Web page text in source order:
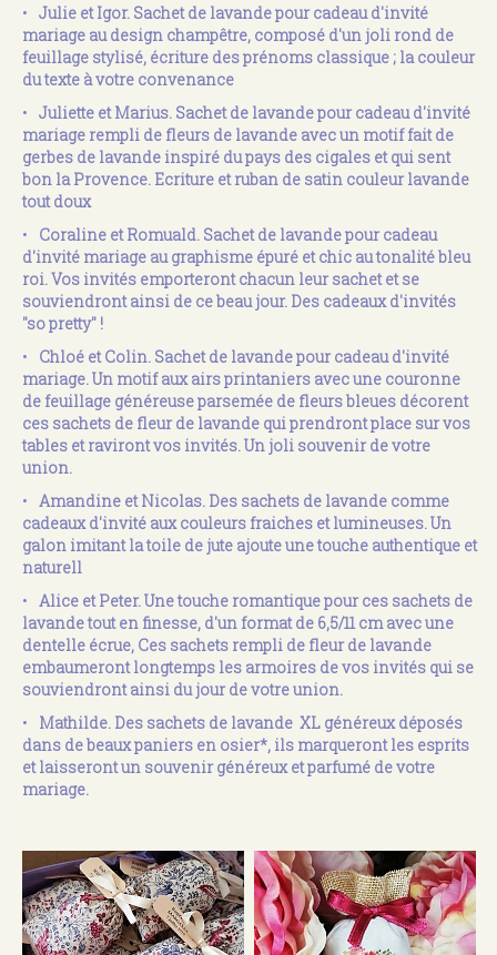
Julie et Igor. Sachet de lavande pour cadeau d'invité
mariage au design champêtre, composé d'un joli rond de
feuillage stylisé, écriture des prénoms classique ; la couleur
du texte à votre convenance
Juliette et Marius. Sachet de lavande pour cadeau d'invité
mariage rempli de fleurs de lavande avec un motif fait de
gerbes de lavande inspiré du pays des cigales et qui sent
bon la Provence. Ecriture et ruban de satin couleur lavande
tout doux
Coraline et Romuald. Sachet de lavande pour cadeau
d'invité mariage au graphisme épuré et chic au tonalité bleu
roi. Vos invités emporteront chacun leur sachet et se
souviendront ainsi de ce beau jour. Des cadeaux d'invités
"so pretty" !
Chloé et Colin. Sachet de lavande pour cadeau d'invité
mariage. Un motif aux airs printaniers avec une couronne
de feuillage généreuse parsemée de fleurs bleues décorent
ces sachets de fleur de lavande qui prendront place sur vos
tables et raviront vos invités. Un joli souvenir de votre
union.
Amandine et Nicolas. Des sachets de lavande comme
cadeaux d'invité aux couleurs fraiches et lumineuses. Un
galon imitant la toile de jute ajoute une touche authentique et
naturell
Alice et Peter. Une touche romantique pour ces sachets de
lavande tout en finesse, d'un format de 6,5/11 cm avec une
dentelle écrue, Ces sachets rempli de fleur de lavande
embaumeront longtemps les armoires de vos invités qui se
souviendront ainsi du jour de votre union.
Mathilde. Des sachets de lavande XL généreux déposés
dans de beaux paniers en osier*, ils marqueront les esprits
et laisseront un souvenir généreux et parfumé de votre
mariage.